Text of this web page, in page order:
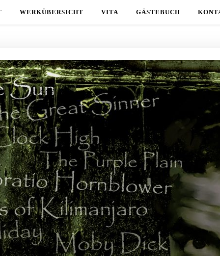
WERKÜBERSICHT VITA GÄSTEBUCH